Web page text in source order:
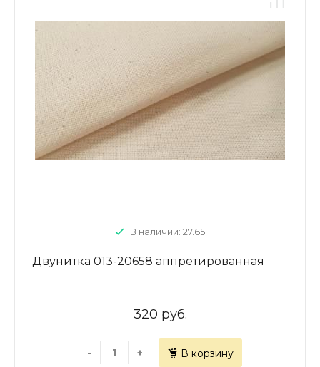
В наличии: 27.65
Двунитка 013-20658 аппретированная
320 руб.
- + В корзину